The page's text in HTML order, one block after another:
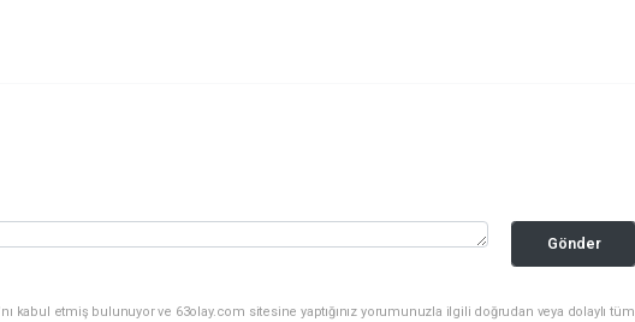
Gönder
kabul etmiş bulunuyor ve 63olay.com sitesine yaptığınız yorumunuzla ilgili doğrudan veya dolaylı tüm